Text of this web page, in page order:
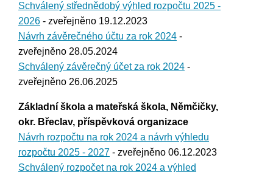
Schválený střednědobý výhled rozpočtu 2025 -
2026 - zveřejněno 19.12.2023
Návrh závěrečného účtu za rok 2024 -
zveřejněno 28.05.2024
Schválený závěrečný účet za rok 2024 -
zveřejněno 26.06.2025
Základní škola a mateřská škola, Němčičky,
okr. Břeclav, příspěvková organizace
Návrh rozpočtu na rok 2024 a návrh výhledu
rozpočtu 2025 - 2027 - zveřejněno 06.12.2023
Schválený rozpočet na rok 2024 a výhled